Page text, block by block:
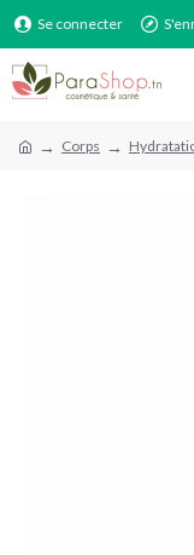
Se connecter
Corps